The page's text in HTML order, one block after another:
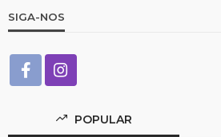
SIGA-NOS
POPULAR